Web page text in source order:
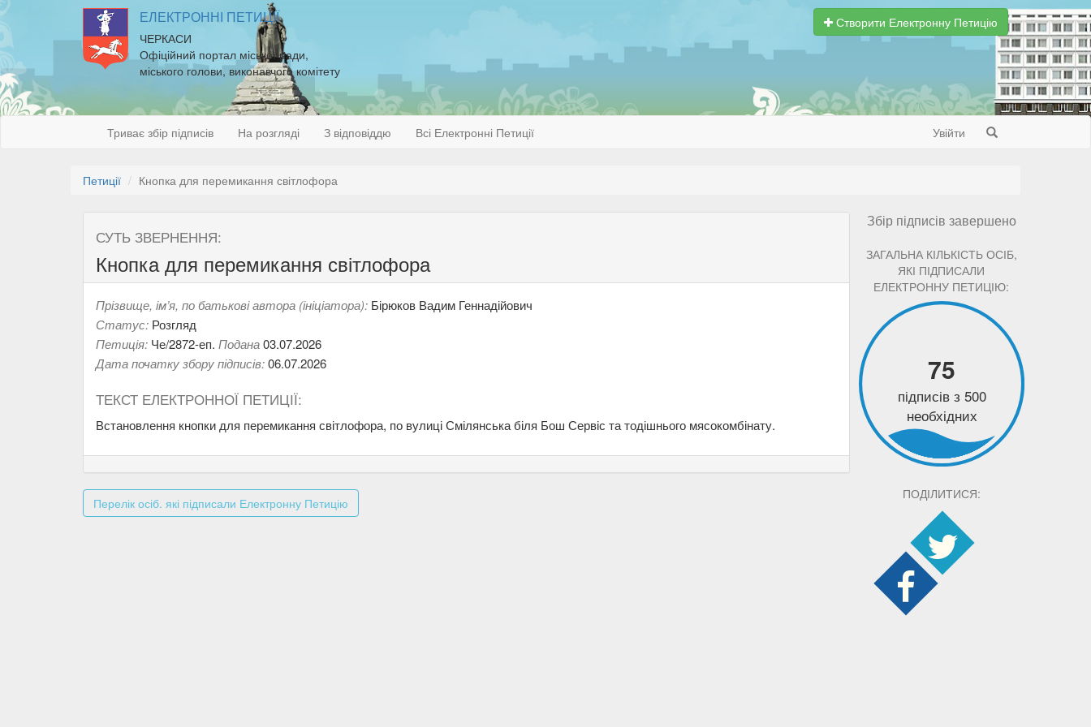
ЕЛЕКТРОННІ ПЕТИЦІЇ
ЧЕРКАСИ
Офіційний портал міської ради,
міського голови, виконавчого комітету
Створити Електронну Петицію
Триває збір підписів На розгляді З відповіддю Всі Електронні Петиції Увійти
Петиції Кнопка для перемикання світлофора
СУТЬ ЗВЕРНЕННЯ:
Кнопка для перемикання світлофора
Прізвище, ім’я, по батькові автора (ініціатора): Бірюков Вадим Геннадійович
Статус: Розгляд
Петиція: Че/2872-еп. Подана03.07.2026
Дата початку збору підписів:06.07.2026
ТЕКСТ ЕЛЕКТРОННОЇ ПЕТИЦІЇ:
Встановлення кнопки для перемикання світлофора, по вулиці Смілянська біля Бош Сервіс та тодішнього мясокомбінату.
Перелік осіб. які підписали Електронну Петицію
Збір підписів завершено
ЗАГАЛЬНА КІЛЬКІСТЬ ОСІБ,
ЯКІ ПІДПИСАЛИ
ЕЛЕКТРОННУ ПЕТИЦІЮ:
75
підписів з 500
необхідних
ПОДІЛИТИСЯ: